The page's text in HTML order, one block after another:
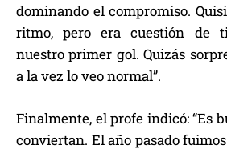
dominando el compromiso.
ritmo, pero era cuestión de
nuestro primer gol. Quizás
a la vez lo veo normal”.
Finalmente, el profe indicó: “Es
conviertan. El año pasado